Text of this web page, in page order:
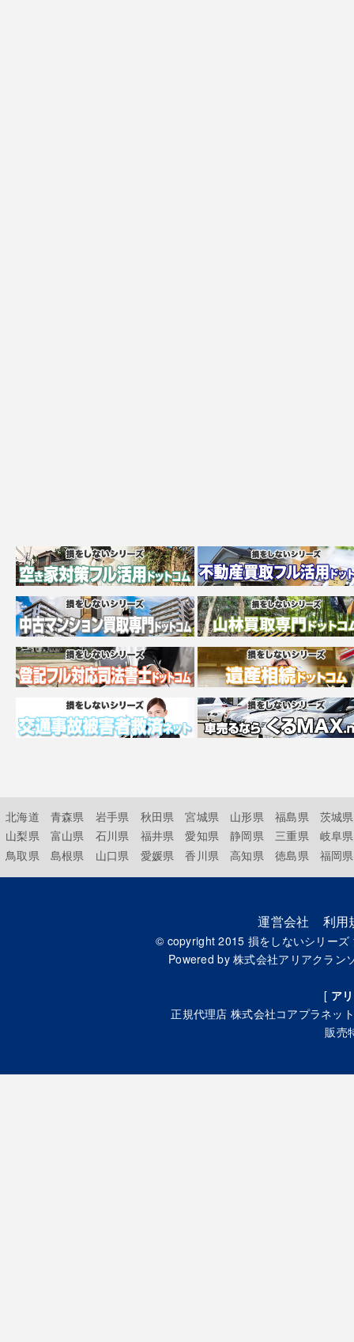
北海道 青森県 岩手県 秋田県 宮城県 山形県 福島県
茨城県
山梨県
富山県 石川県 福井県 愛知県 静岡県 三重県
岐阜県
鳥取県
島根県 山口県 愛媛県 香川県 高知県 徳島県 福岡県
運営会社 利用
© copyright 2015 損をしないシリー
Powered by株式会社アリアクラン
[ ア
正規代理店 株式会社コアプラネッ
販売